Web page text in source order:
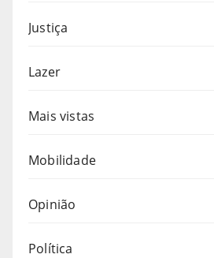
Justiça
Lazer
Mais vistas
Mobilidade
Opinião
Política